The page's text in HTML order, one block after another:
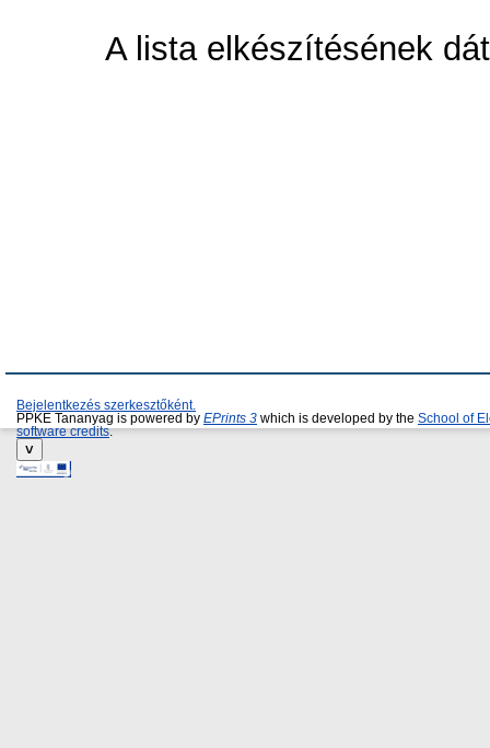
A lista elkészítésének
Bejelentkezés szerkesztőként.
PPKE Tananyag is powered by EPrints 3 which is developed by the School of
software credits.
˅